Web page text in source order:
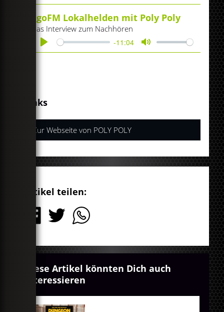
egoFM Lokalhelden mit Poly Poly
Das Interview zum Nachhören
Play
-11:04
Mute
Links
Zur Webseite von POLY POLY
Artikel teilen:
Diese Artikel könnten Dich auch
interessieren